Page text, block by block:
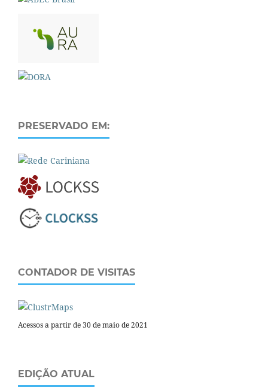
PRESERVADO EM:
CONTADOR DE VISITAS
Acessos a partir de 30 de maio de 2021
EDIÇÃO ATUAL